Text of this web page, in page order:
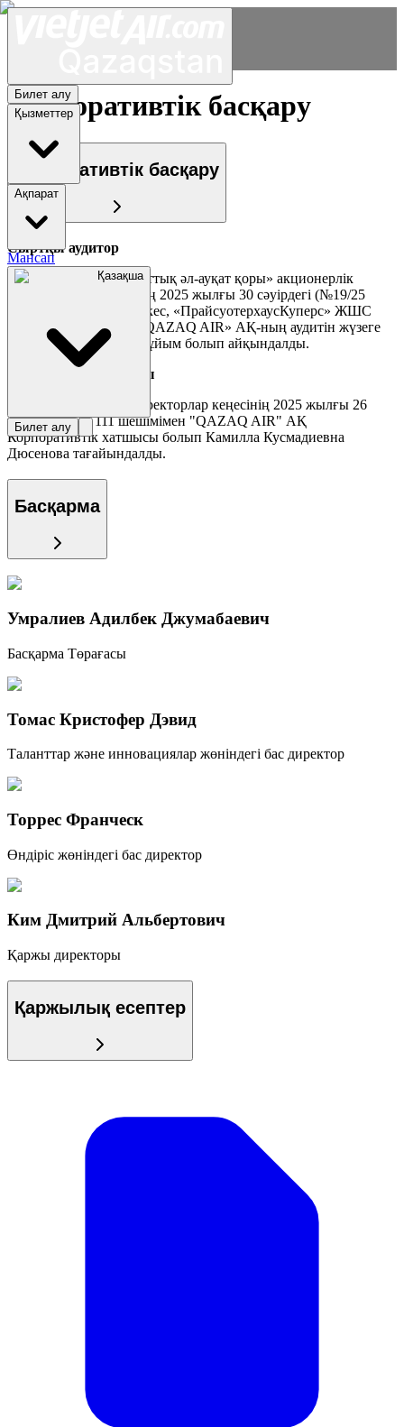
Билет алу
Қызметтер
Ақпарат
Мансап
Қазақша
Билет алу
Корпоративтік басқару
Корпоративтік басқару
Сыртқы аудитор
«Самұрық-Қазына» ұлттық әл-ауқат қоры» акционерлік
қоғамы Басқармасының 2025 жылғы 30 сәуірдегі (№19/25
хаттама) шешіміне сәйкес, «ПрайсуотерхаусКуперс» ЖШС
2025–2027 жылдары «QAZAQ AIR» АҚ-ның аудитін жүзеге
асыратын аудиторлық ұйым болып айқындалды.
Корпоративтік хатшы
"QAZAQ AIR" АҚ Директорлар кеңесінің 2025 жылғы 26
тамыздағы № 111 шешімімен "QAZAQ AIR" АҚ
Корпоративтік хатшысы болып Камилла Кусмадиевна
Дюсенова тағайындалды.
Басқарма
Умралиев Адилбек Джумабаевич
Басқарма Төрағасы
Томас Кристофер Дэвид
Таланттар және инновациялар жөніндегі бас директор
Торрес Франческ
Өндіріс жөніндегі бас директор
Ким Дмитрий Альбертович
Қаржы директоры
Қаржылық есептер